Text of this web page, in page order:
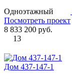
Одноэтажный
Посмотреть проект
8 833 200 руб.
13
Дом 437-147-1